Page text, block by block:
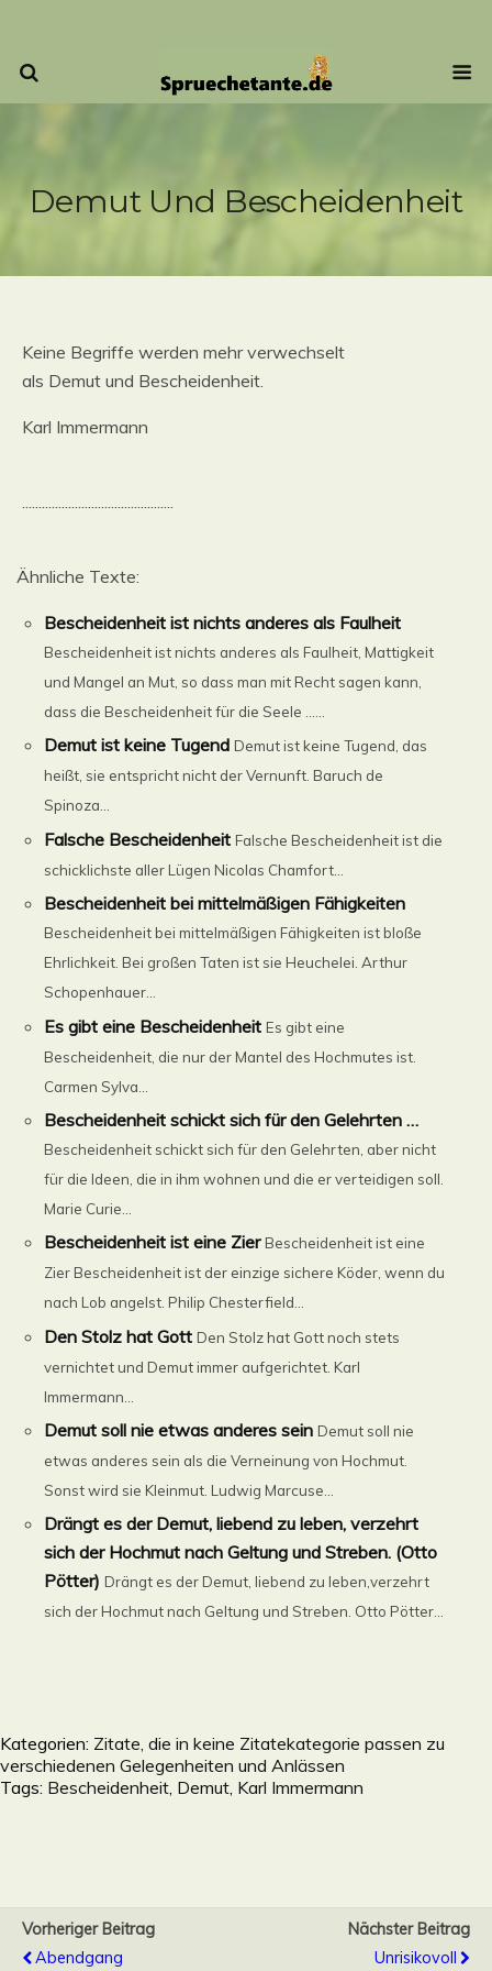
Demut Und Bescheidenheit
Keine Begriffe werden mehr verwechselt
als Demut und Bescheidenheit.
Karl Immermann
..............................................
Ähnliche Texte:
Bescheidenheit ist nichts anderes als Faulheit
Bescheidenheit ist nichts anderes als Faulheit, Mattigkeit
und Mangel an Mut, so dass man mit Recht sagen kann,
dass die Bescheidenheit für die Seele ......
Demut ist keine Tugend Demut ist keine Tugend, das
heißt, sie entspricht nicht der Vernunft. Baruch de
Spinoza...
Falsche Bescheidenheit Falsche Bescheidenheit ist die
schicklichste aller Lügen Nicolas Chamfort...
Bescheidenheit bei mittelmäßigen Fähigkeiten
Bescheidenheit bei mittelmäßigen Fähigkeiten ist bloße
Ehrlichkeit. Bei großen Taten ist sie Heuchelei. Arthur
Schopenhauer...
Es gibt eine Bescheidenheit Es gibt eine
Bescheidenheit, die nur der Mantel des Hochmutes ist.
Carmen Sylva...
Bescheidenheit schickt sich für den Gelehrten …
Bescheidenheit schickt sich für den Gelehrten, aber nicht
für die Ideen, die in ihm wohnen und die er verteidigen soll.
Marie Curie...
Bescheidenheit ist eine Zier Bescheidenheit ist eine
Zier Bescheidenheit ist der einzige sichere Köder, wenn du
nach Lob angelst. Philip Chesterfield...
Den Stolz hat Gott Den Stolz hat Gott noch stets
vernichtet und Demut immer aufgerichtet. Karl
Immermann...
Demut soll nie etwas anderes sein Demut soll nie
etwas anderes sein als die Verneinung von Hochmut.
Sonst wird sie Kleinmut. Ludwig Marcuse...
Drängt es der Demut, liebend zu leben, verzehrt
sich der Hochmut nach Geltung und Streben. (Otto
Pötter) Drängt es der Demut, liebend zu leben,verzehrt
sich der Hochmut nach Geltung und Streben. Otto Pötter...
Kategorien: Zitate, die in keine Zitatekategorie passen zu
verschiedenen Gelegenheiten und Anlässen
Tags: Bescheidenheit Demut Karl Immermann
Vorheriger Beitrag
Abendgang
Nächster Beitrag
Unrisikovoll